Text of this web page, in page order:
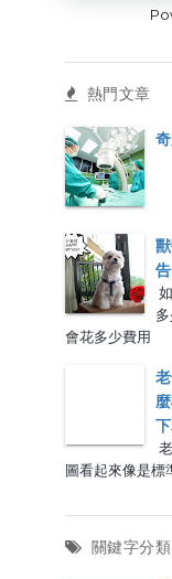
熱門文章
會花多少費用
圖看起來像是標
關鍵字分類